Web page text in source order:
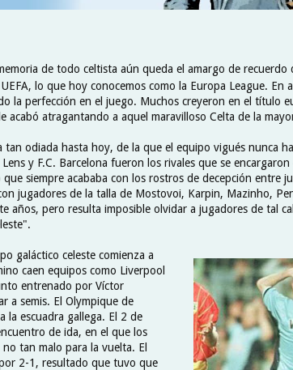
de todo celtista aún queda el amargo de recuerdo
lo que hoy conocemos como la Europa League. En
la perfección en el juego. Muchos creyeron en el título
acabó atragantando a aquel maravilloso Celta de la
tan odiada hasta hoy, de la que el equipo vigués nunca
y F.C. Barcelona fueron los rivales que se
siempre acababa con los rostros de decepción entre
jugadores de la talla de Mostovoi, Karpin, Mazinho,
años, pero resulta imposible olvidar a jugadores de tal
galáctico celeste comienza a
caen equipos como Liverpool
entrenado por Víctor
a semis. El Olympique de
la escuadra gallega. El 2 de
de ida, en el que los
tan malo para la vuelta. El
2-1, resultado que tuvo que